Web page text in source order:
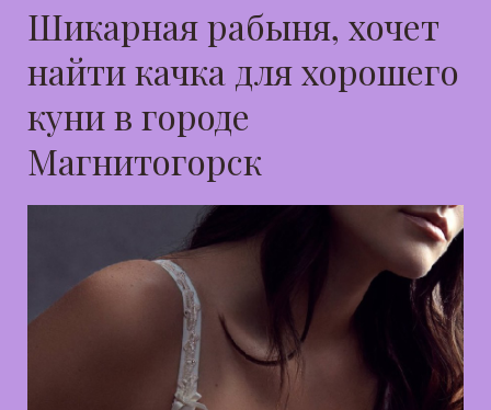
Шикарная рабыня, хочет
найти качка для хорошего
куни в городе
Магнитогорск